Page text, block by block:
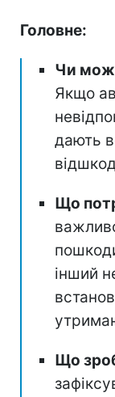
Головне:
Чи
Якщо
дають
Що
інший
Що